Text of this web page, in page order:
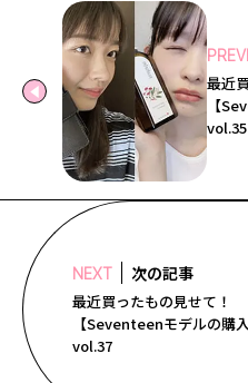
最近
【
vol.35
NEXT 次の記事
最近買ったもの見せて！
【Seventeenモデルの購入
vol.37